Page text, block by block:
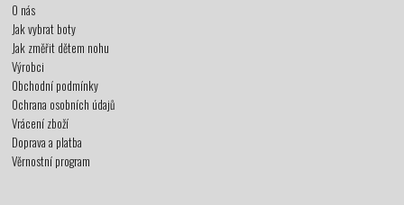
O nás
Jak vybrat boty
Jak změřit dětem nohu
Výrobci
Obchodní podmínky
Ochrana osobních údajů
Vrácení zboží
Doprava a platba
Věrnostní program